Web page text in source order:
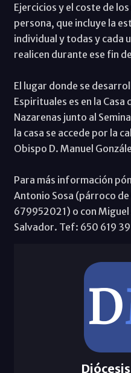
Ejercicios y el coste de
persona, que incluye la
individual y todas y cada
realicen durante ese fin
El lugar donde se
Espirituales es en la Casa
Nazarenas junto al
la casa se accede por la
Obispo D. Manuel
Para más información
Antonio Sosa (párroco
679952021) o con
Salvador. Tef: 650 619